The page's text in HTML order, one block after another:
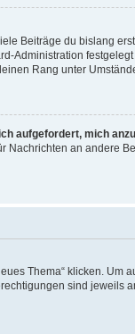
Beiträge du bislang
Administration
Rang unter
aufgefordert, mich
Nachrichten an andere
Thema“ klicken.
sind jeweils